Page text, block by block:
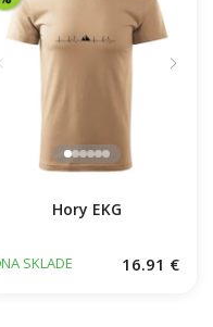
Hory EKG
NA SKLADE 16.91 €